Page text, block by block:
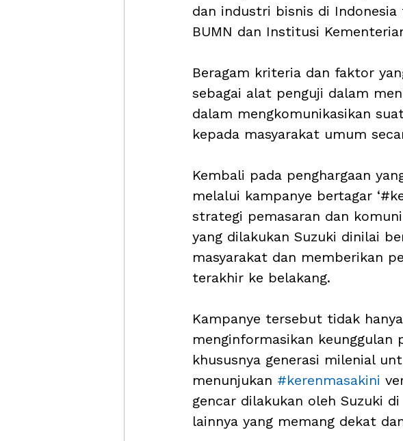
dan industri bisnis di
BUMN dan Institusi
Beragam kriteria dan faktor
sebagai alat penguji dalam
dalam mengkomunikasikan
kepada masyarakat umum
Kembali pada penghargaan
melalui kampanye bertagar
strategi pemasaran dan
yang dilakukan Suzuki dinilai
masyarakat dan memberikan
terakhir ke belakang.
Kampanye tersebut tidak
menginformasikan keunggulan
khususnya generasi milenial
menunjukan #kerenmasakini
gencar dilakukan oleh Suzuki
lainnya yang memang dekat